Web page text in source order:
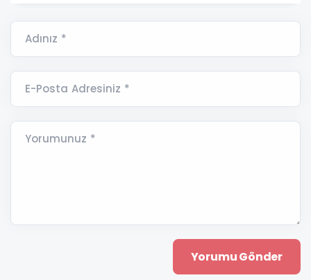
Adınız *
E-Posta Adresiniz *
Yorumunuz *